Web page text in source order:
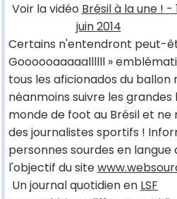
Voir la vidéo Brésil à la une ! -
juin 2014
Certains n'entendront peut-
Goooooaaaaallllll »
tous les aficionados du ballon
néanmoins suivre les
monde de foot au Brésil et
des journalistes sportifs !
personnes sourdes en langue
l'objectif du site
Un journal quotidien en LSF